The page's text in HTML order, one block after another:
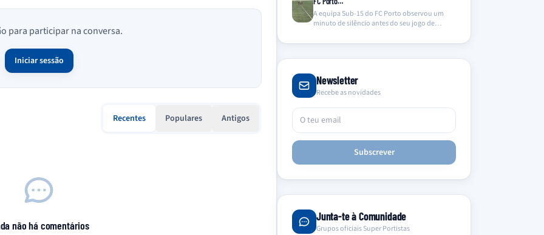
para participar na conversa.
Iniciar sessão
Recentes Populares Antigos
não há comentários
A equipa Sub-15 do FC Porto observou um
minuto de silêncio antes do seu jogo de…
Newsletter
Recebe as novidades
Subscrever
Junta-te à Comunidade
Grupos oficiais Super Portistas